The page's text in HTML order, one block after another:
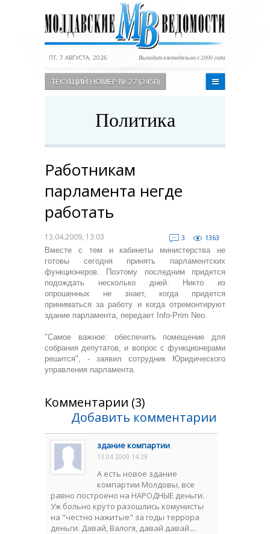
ПТ, 7 АВГУСТА, 2026 Выходит еженедельно с 2000 года
ТЕКУЩИЙ НОМЕР № 27 (2450)
Политика
Работникам
парламента негде
работать
13.04.2009, 13:03 3
1363
Вместе с тем и кабинеты министерства не
готовы сегодня принять парламентских
функционеров. Поэтому последним придется
подождать несколько дней. Никто из
опрошенных не знает, когда придется
приниматься за работу и когда отремонтируют
здание парламента, передает Info-Prim Neo.
"Самое важное: обеспечить помещение для
собрания депутатов, и вопрос с функционерами
решится", - заявил сотрудник Юридического
управления парламента.
Комментарии (3)
Добавить комментарии
здание компартии
13.04.2009 14:29
А есть новое здание
компартии Молдовы, все
равно построено на НАРОДНЫЕ деньги.
Уж больно круто разошлись комунисты
нa "честно нажитые" за годы террора
деньги. Давай, Валогя, давай давай....